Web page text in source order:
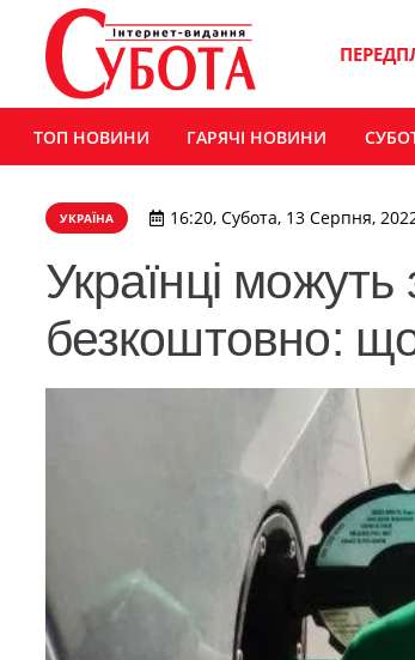
ТОП НОВИНИ ГАРЯЧІ НОВИНИ
УКРАЇНА 16:20, Субота, 13 Серпня,
Українці
безкоштовно: